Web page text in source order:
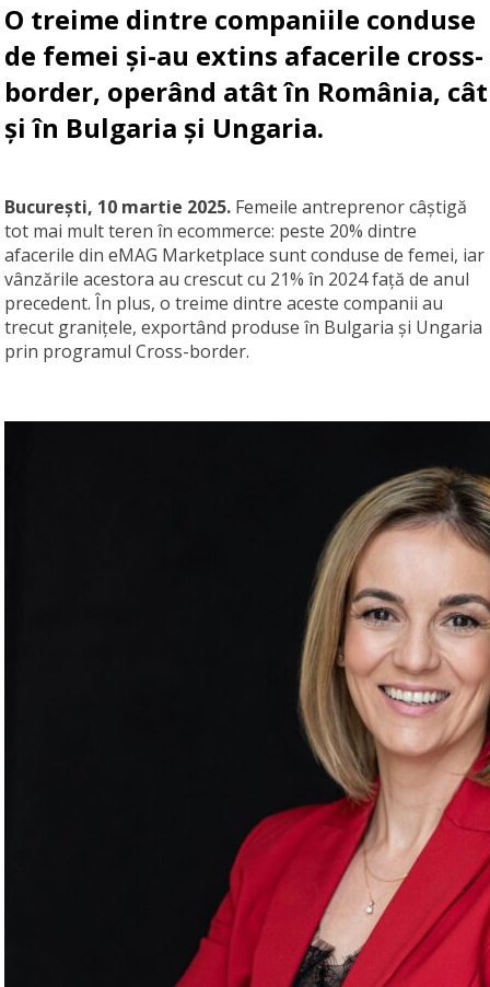
O treime dintre companiile conduse
de femei și-au extins afacerile cross-
border, operând atât în România, cât
și în Bulgaria și Ungaria.
București, 10 martie 2025. Femeile antreprenor câștigă
tot mai mult teren în ecommerce: peste 20% dintre
afacerile din eMAG Marketplace sunt conduse de femei, iar
vânzările acestora au crescut cu 21% în 2024 față de anul
precedent. În plus, o treime dintre aceste companii au
trecut granițele, exportând produse în Bulgaria și Ungaria
prin programul Cross-border.